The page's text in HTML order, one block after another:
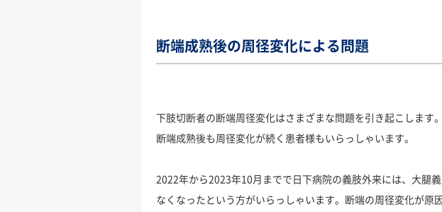
断端成熟後の周径変化による問題
下肢切断者の断端周径変化はさまざまな問題を引き起こします
断端成熟後も周径変化が続く患者様もいらっしゃいます。
2022年から2023年10月までで日下病院の義肢外来には、大腿
なくなったという方がいらっしゃいます。断端の周径変化が